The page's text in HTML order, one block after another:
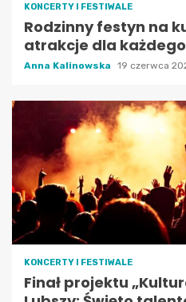
KONCERTY I FESTIWALE
Rodzinny festyn na
atrakcje dla
Anna Kalinowska 19 czerwca
KONCERTY I FESTIWALE
Finał projektu